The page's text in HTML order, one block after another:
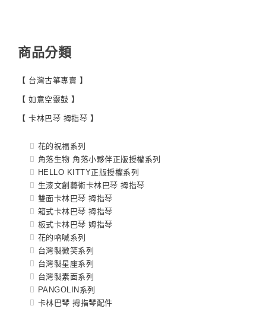
商品分類
【 台灣古箏專賣 】
【 如意空靈鼓 】
【 卡林巴琴 拇指琴 】
花的祝福系列
角落生物 角落小夥伴正版授權系列
HELLO KITTY正版授權系列
生漆文創藝術卡林巴琴 拇指琴
雙面卡林巴琴 拇指琴
箱式卡林巴琴 拇指琴
板式卡林巴琴 姆指琴
花的吶喊系列
台灣製微笑系列
台灣製星座系列
台灣製素面系列
PANGOLIN系列
卡林巴琴 拇指琴配件